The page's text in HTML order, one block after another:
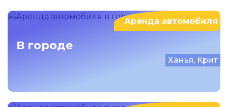
В городе
Ханья, Крит
Аренда автомобиля